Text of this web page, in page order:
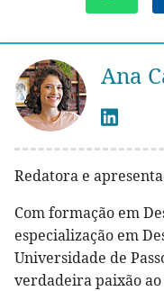
Ana
Redatora e
Com formação em
especialização em
Universidade de
verdadeira paixão